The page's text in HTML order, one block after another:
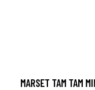
MARSET TAM TAM